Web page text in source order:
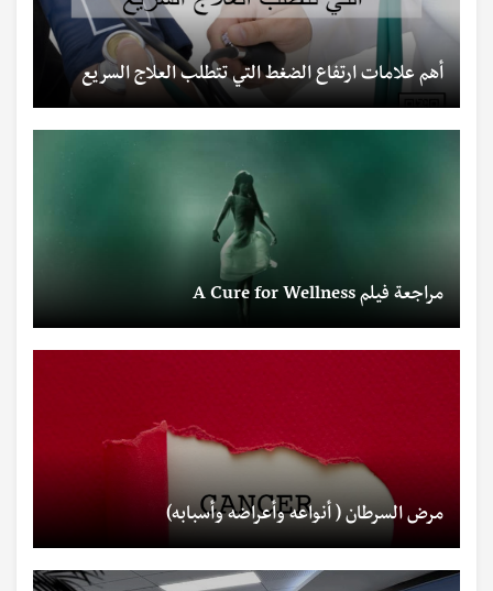
أهم علامات ارتفاع الضغط التي تتطلب العلاج السريع
مراجعة فيلم A Cure for Wellness
مرض السرطان ( أنواعه وأعراضه وأسبابه)